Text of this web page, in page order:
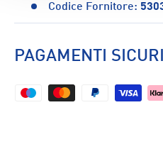
Codice Fornitore:
PAGAMENTI SICURI